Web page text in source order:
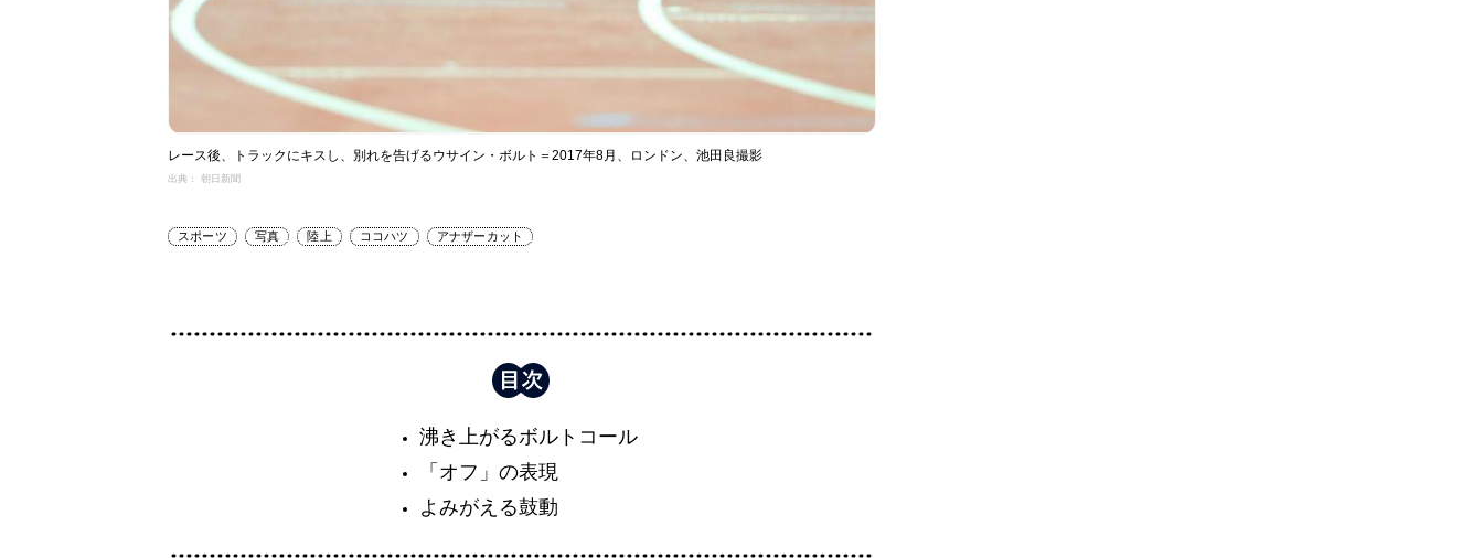
レース後、トラックにキスし、別れを告げるウサイン・ボルト＝2017年8月、ロンドン、池田良撮影
出典： 朝日新聞
スポーツ 写真 陸上 ココハツ アナザーカット
沸き上がるボルトコール
「オフ」の表現
よみがえる鼓動